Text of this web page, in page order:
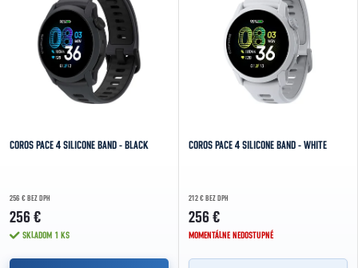
NAJPREDÁVANEJŠIE
ABECEDNE
COROS PACE 4 SILICONE BAND - BLACK
256 € BEZ DPH
256 €
SKLADOM 1 KS
COROS PACE 4 SILICONE BAND - WHITE
212 € BEZ DPH
256 €
MOMENTÁLNE NEDOSTUPNÉ